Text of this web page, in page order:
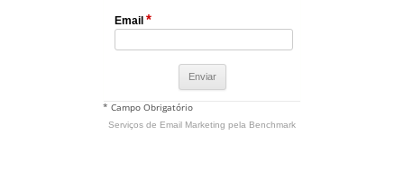
Email *
* Campo Obrigatório
Serviços de Email Marketing pela Benchmark